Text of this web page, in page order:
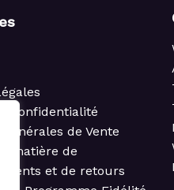
confidentialité
Générales de Vente
matière de
et de retours